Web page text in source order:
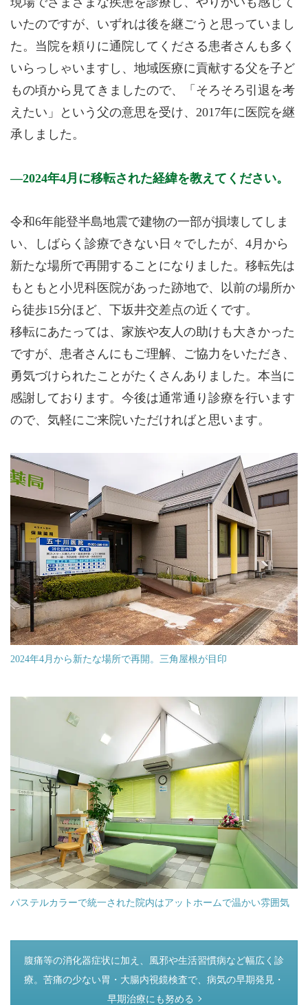
いたのですが、いずれは後を継ごうと思っていまし
た。当院を頼りに通院してくださる患者さんも多く
いらっしゃいますし、地域医療に貢献する父を子ど
もの頃から見てきましたので、「そろそろ引退を考
えたい」という父の意思を受け、2017年に医院を継
承しました。
2024年4月に移転された経緯を教えてください。
令和6年能登半島地震で建物の一部が損壊してしま
い、しばらく診療できない日々でしたが、4月から
新たな場所で再開することになりました。移転先は
もともと小児科医院があった跡地で、以前の場所か
ら徒歩15分ほど、下坂井交差点の近くです。
移転にあたっては、家族や友人の助けも大きかった
ですが、患者さんにもご理解、ご協力をいただき、
勇気づけられたことがたくさんありました。本当に
感謝しております。今後は通常通り診療を行います
ので、気軽にご来院いただければと思います。
2024年4月から新たな場所で再開。三角屋根が目印
パステルカラーで統一された院内はアットホームで温かい雰囲気
つぎのページ
腹痛等の消化器症状に加え、風邪や生活習慣病など幅広く診
療。苦痛の少ない胃・大腸内視鏡検査で、病気の早期発見・
早期治療にも努める